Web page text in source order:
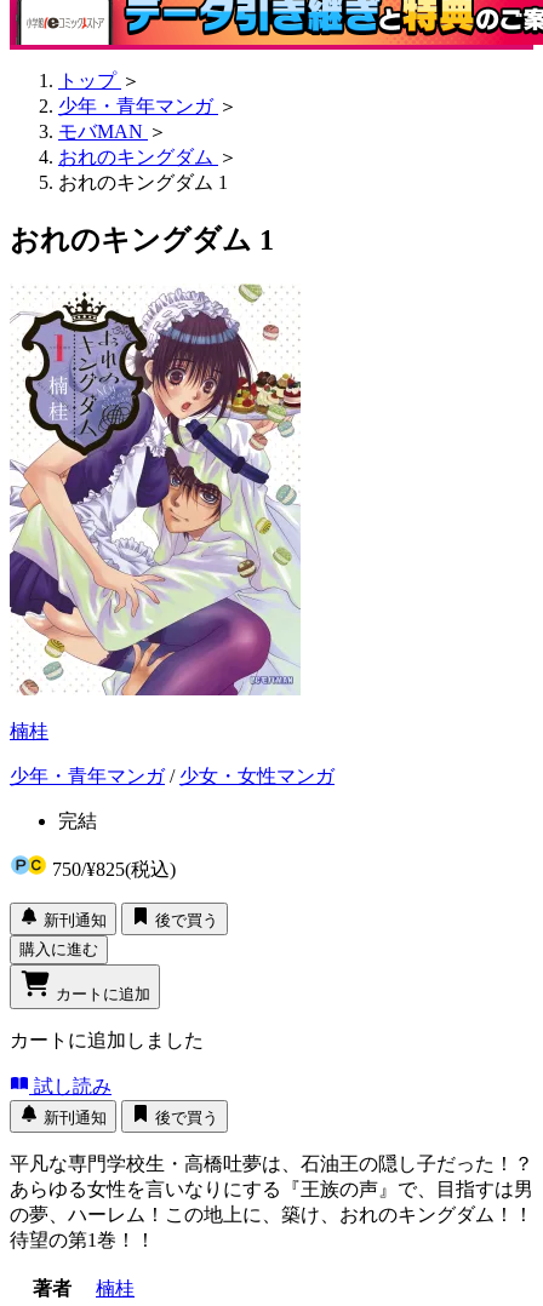
トップ ＞
少年・青年マンガ ＞
モバMAN ＞
おれのキングダム ＞
おれのキングダム 1
おれのキングダム 1
楠桂
少年・青年マンガ/ 少女・女性マンガ
完結
750/¥825(税込)
新刊通知
後で買う
購入に進む
カートに追加
カートに追加しました
試し読み
新刊通知 後で買う
平凡な専門学校生・高橋吐夢は、石油王の隠し子だった！？
あらゆる女性を言いなりにする『王族の声』で、目指すは男
の夢、ハーレム！この地上に、築け、おれのキングダム！！
待望の第1巻！！
著者
楠桂